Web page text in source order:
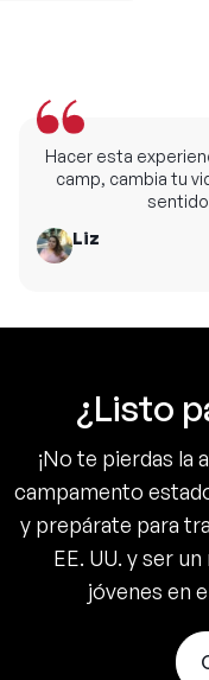
Hacer esta
camp, cambia tu
sentidos.
Liz
¿Listo
¡No te pierdas la
campamento
y prepárate para
EE. UU. y ser
jóvenes en